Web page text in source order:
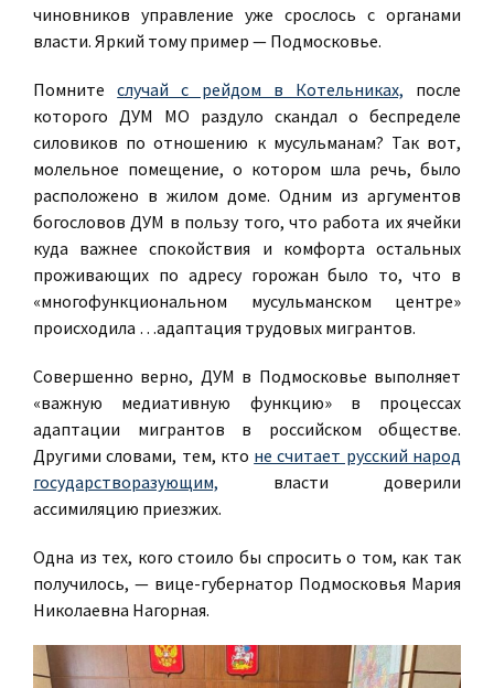
чиновников управление уже срослось с органами
власти. Яркий тому пример — Подмосковье.
Помнитеслучай с рейдом в Котельниках, после
которого ДУМ МО раздуло скандал о беспределе
силовиков по отношению к мусульманам? Так вот,
молельное помещение, о котором шла речь, было
расположено в жилом доме. Одним из аргументов
богословов ДУМ в пользу того, что работа их ячейки
куда важнее спокойствия и комфорта остальных
проживающих по адресу горожан было то, что в
«многофункциональном мусульманском центре»
происходила …адаптация трудовых мигрантов.
Совершенно верно, ДУМ в Подмосковье выполняет
«важную медиативную функцию» в процессах
адаптации мигрантов в российском обществе.
Другими словами, тем, кто не считает русский народ
государстворазующим, власти доверили
ассимиляцию приезжих.
Одна из тех, кого стоило бы спросить о том, как так
получилось, — вице-губернатор Подмосковья Мария
Николаевна Нагорная.